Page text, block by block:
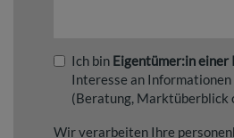
Ich bin Eigentümer:in einer
Interesse an
(Beratung, Marktüberblick
Wir verarbeiten Ihre